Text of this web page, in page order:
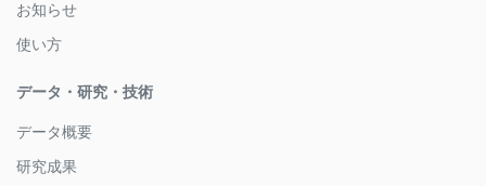
お知らせ
使い方
データ・研究・技術
データ概要
研究成果